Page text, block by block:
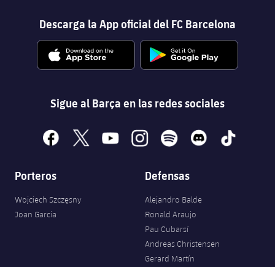
Descarga la App oficial del FC Barcelona
Sigue al Barça en las redes sociales
facebook
x youtubeinstagramspotify discord tiktok
Porteros
Wojciech Szczęsny
Joan Garcia
Defensas
Alejandro Balde
Ronald Araujo
Pau Cubarsí
Andreas Christensen
Gerard Martín